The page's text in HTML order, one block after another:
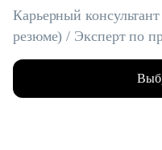
Карьерный
резюме) / Эксперт по